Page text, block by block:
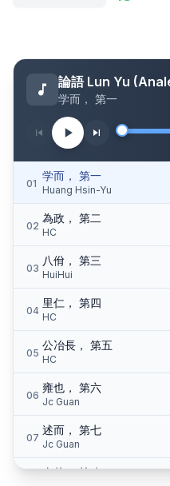
論語 Lun Yu
学而， 第一
01
学而， 第一
Huang Hsin-Yu
02
為政， 第二
HC
03
八佾， 第三
HuiHui
04
里仁， 第四
HC
05
公冶長， 第五
HC
06
雍也， 第六
Jc Guan
07
述而， 第七
Jc Guan
泰伯， 第八